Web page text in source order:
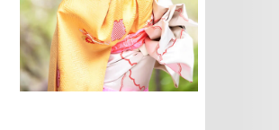
撮影を希望される場合は、こちらからの対応
に必ずご予約のお手続きまで行う様よろしく
す。
ご予約のお手続きが遅れた場合対応できかね
えます。